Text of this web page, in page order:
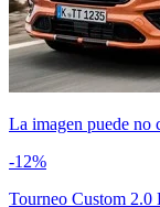
La imagen puede no
-12%
Tourneo Custom